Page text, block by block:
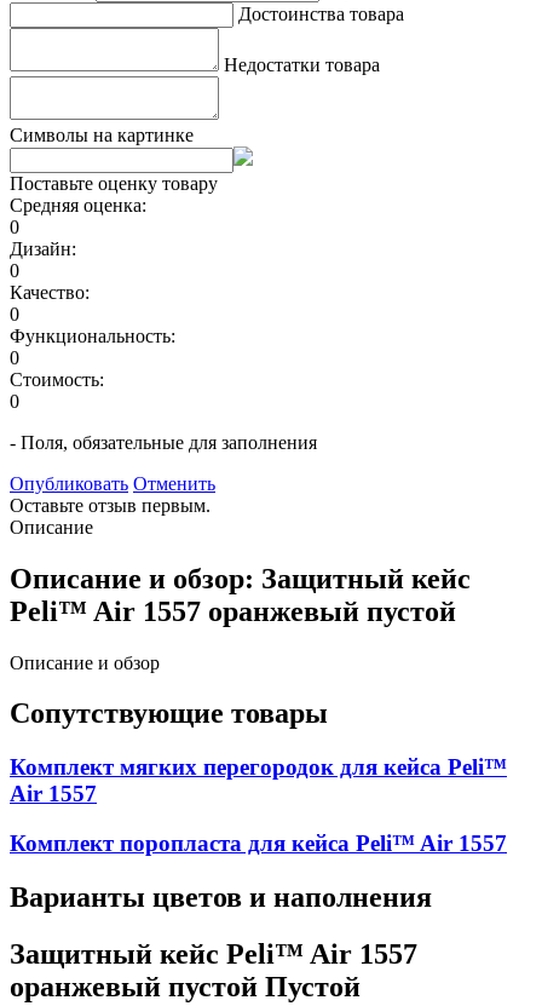
Достоинства товара
Недостатки товара
Символы на картинке
Поставьте оценку товару
Средняя оценка:
0
Дизайн:
0
Качество:
0
Функциональность:
0
Стоимость:
0
- Поля, обязательные для заполнения
Опубликовать Отменить
Оставьте отзыв первым.
Описание
Описание и обзор: Защитный кейс
Peli™ Air 1557 оранжевый пустой
Описание и обзор
Сопутствующие товары
Комплект мягких перегородок для кейса Peli™
Air 1557
Комплект поропласта для кейса Peli™ Air 1557
Варианты цветов и наполнения
Защитный кейс Peli™ Air 1557
оранжевый пустой Пустой